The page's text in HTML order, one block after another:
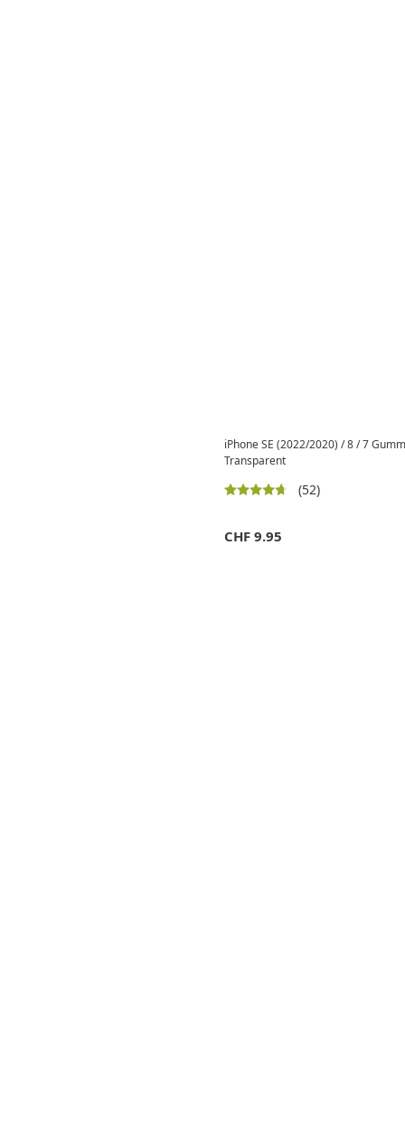
iPhone SE (2022/2020) / 8 / 7
Transparent
(52)
CHF 9.95